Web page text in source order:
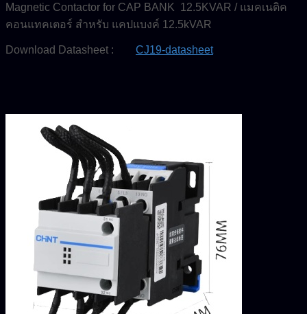
Magnetic Contactor for CAP BANK 12.5KVAR / แมคเนติค
คอนแทคเตอร์ สำหรับ แคปแบงค์ 12.5kVAR
Download Datasheet : CJ19-datasheet